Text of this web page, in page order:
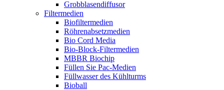
Grobblasendiffusor
Filtermedien
Biofiltermedien
Röhrenabsetzmedien
Bio Cord Media
Bio-Block-Filtermedien
MBBR Biochip
Füllen Sie Pac-Medien
Füllwasser des Kühlturms
Bioball